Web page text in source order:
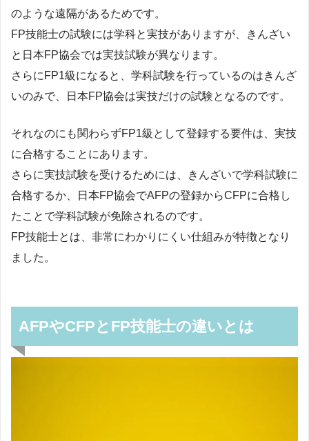
のような遠隔があるためです。
FP技能士の試験には学科と実技がありますが、きんざい
と日本FP協会では実技試験が異なります。
さらにFP1級になると、学科試験を行っているのはきんざ
いのみで、日本FP協会は実技だけの試験となるのです。
それなのにも関わらずFP1級として登録する要件は、実技
に合格することにあります。
さらに実技試験を受けるためには、きんざいで学科試験に
合格するか、日本FP協会でAFPの登録からCFPに合格し
たことで学科試験が免除されるのです。
FP技能士とは、非常にわかりにくい仕組みが特徴となり
ました。
AFPやCFPとFP技能士の違いとは